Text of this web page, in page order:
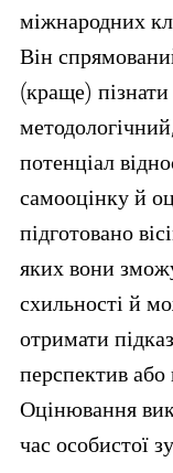
міжнародних
Він
(краще)
потенціал
самооцінку й
підготовано
яких вони
схильності й
отримати
перспектив або
Оцінювання
час особистої